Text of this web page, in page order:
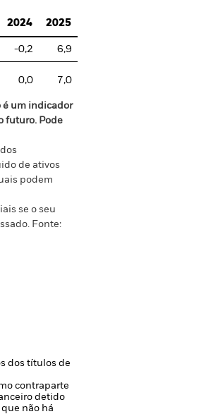
2024 2025
-0,2 6,9
0,0 7,0
é um indicador
futuro. Pode
de ativos
podem
se o seu
Fonte:
dos títulos de
contraparte
detido
não há